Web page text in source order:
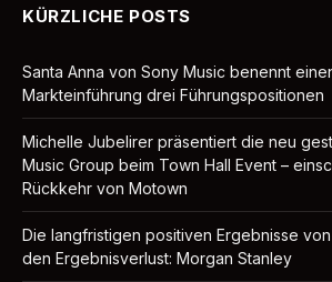
KÜRZLICHE POSTS
Santa Anna von Sony Music benennt
Markteinführung drei Führungspositionen
Michelle Jubelirer präsentiert die neu
Music Group beim Town Hall Event –
Rückkehr von Motown
Die langfristigen positiven Ergebnisse
den Ergebnisverlust: Morgan Stanley